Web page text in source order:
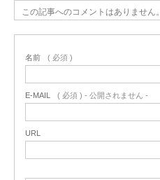
この記事へのコメントはありません。
名前 ( 必須 )
E-MAIL ( 必須 ) - 公開されません -
URL